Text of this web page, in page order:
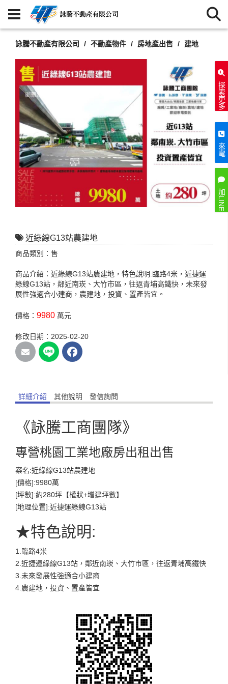
探索更多
來電
加LINE
詠騰不動產有限公司 不動產物件 房地產出售 建地
近綠線G13站農建地
商品類別：售
商品介紹：近綠線G13站農建地，特色說明:臨路4米，近捷運
綠線G13站，鄰近南崁、大竹市區，往返青埔高鐵快，未來發
展性強適合小建商，農建地，投資、置產皆宜。
價格： 9980 萬元
修改日期：2025-02-20
詳細介紹 其他說明 發信詢問
《詠騰工商團隊》
專營桃園工業地廠房出租出售
案名:近綠線G13站農建地
[價格]:9980萬
[坪數]:約280坪【權狀+增建坪數】
[地理位置]:近捷運綠線G13站
★特色說明:
1.臨路4米
2.近捷運綠線G13站，鄰近南崁、大竹市區，往返青埔高鐵快
3.未來發展性強適合小建商
4.農建地，投資、置產皆宜